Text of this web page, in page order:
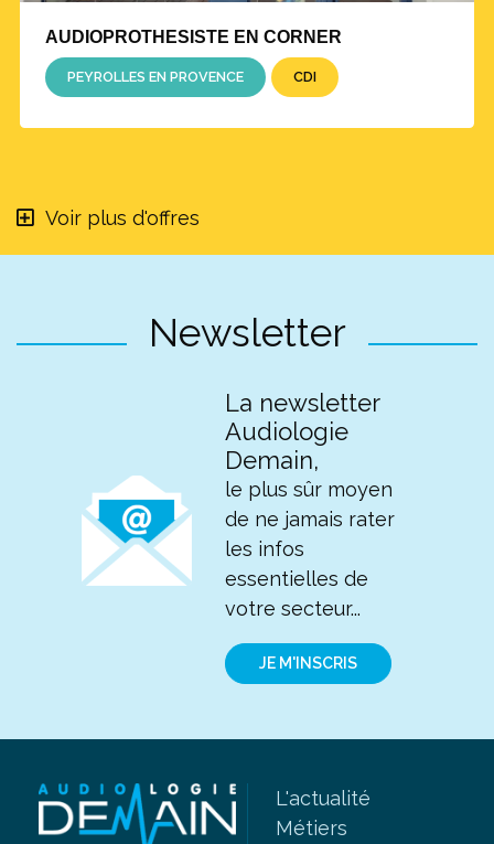
AUDIOPROTHESISTE EN CORNER
PEYROLLES EN PROVENCE CDI
Voir plus d'offres
Newsletter
La newsletter
Audiologie
Demain,
le plus sûr moyen
de ne jamais rater
les infos
essentielles de
votre secteur...
JE M'INSCRIS
L'actualité
Métiers